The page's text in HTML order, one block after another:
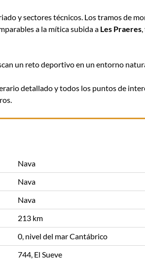
y sectores técnicos. Los tramos de
a la mítica subida a Les Praeres
un reto deportivo en un entorno
detallado y todos los puntos de
Nava
Nava
Nava
213 km
0, nivel del mar Cantábrico
744, El Sueve